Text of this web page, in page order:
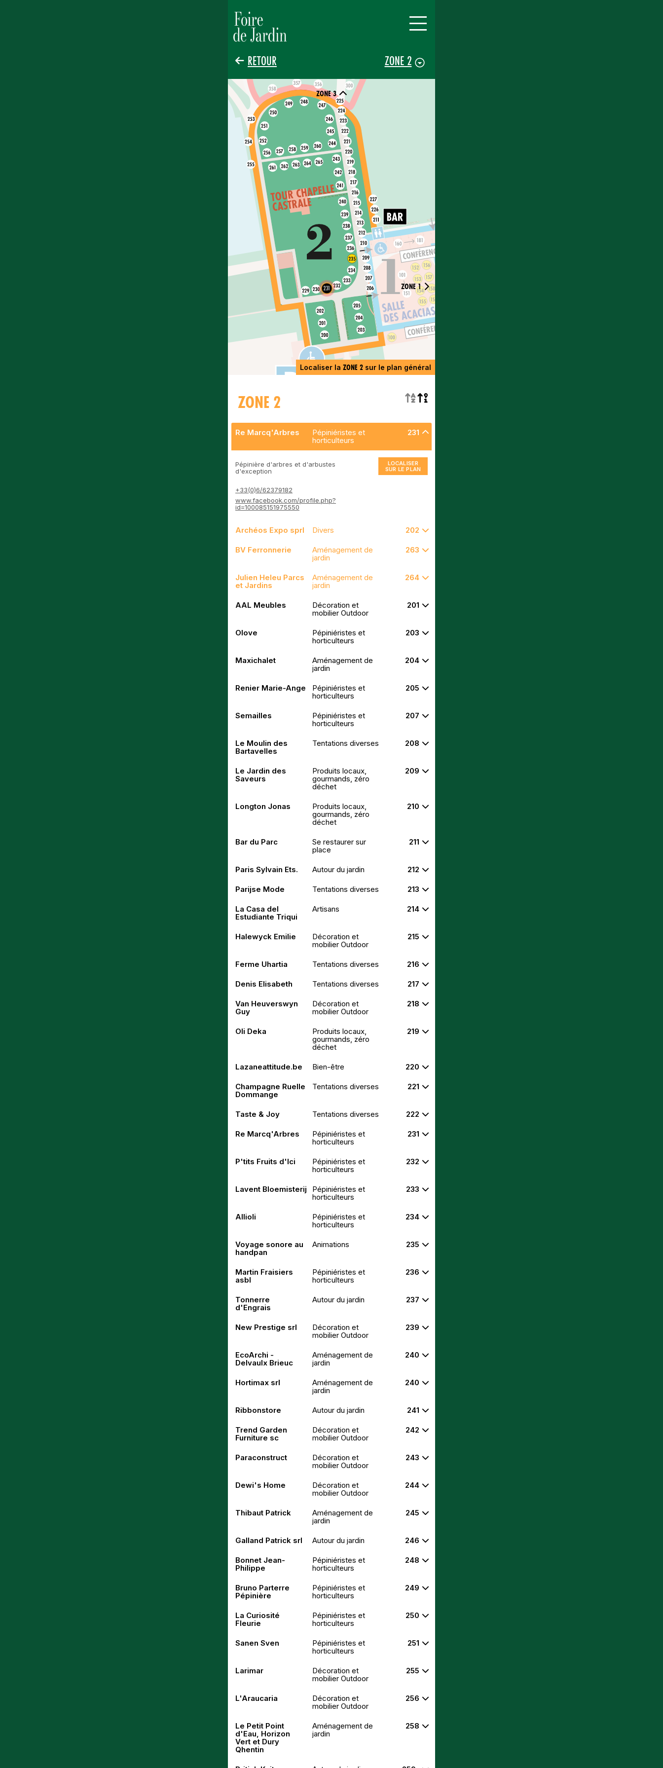
RETOUR ZONE 2
Localiser la ZONE 2sur le plan général
ZONE 3
ZONE 1
231
ZONE 2
Re Marcq'Arbres
Pépiniéristes et
horticulteurs
231
Pépinière d'arbres et d'arbustes
d'exception
+33(0)6/62379182
www.facebook.com/profile.php?
id=100085151975550
LOCALISER
SUR LE PLAN
Archéos Expo sprl Divers 202
BV Ferronnerie
Aménagement de
jardin
263
Julien Heleu Parcs
et Jardins
Aménagement de
jardin
264
AAL Meubles
Décoration et
mobilier Outdoor
201
Olove
Pépiniéristes et
horticulteurs
203
Maxichalet
Aménagement de
jardin
204
Renier Marie-Ange
Pépiniéristes et
horticulteurs
205
Semailles
Pépiniéristes et
horticulteurs
207
Le Moulin des
Bartavelles
Tentations diverses 208
Le Jardin des
Saveurs
Produits locaux,
gourmands, zéro
déchet
209
Longton Jonas
Produits locaux,
gourmands, zéro
déchet
210
Bar du Parc
Se restaurer sur
place
211
Paris Sylvain Ets. Autour du jardin 212
Parijse Mode Tentations diverses 213
La Casa del
Estudiante Triqui
Artisans 214
Halewyck Emilie
Décoration et
mobilier Outdoor
215
Ferme Uhartia Tentations diverses 216
Denis Elisabeth Tentations diverses 217
Van Heuverswyn
Guy
Décoration et
mobilier Outdoor
218
Oli Deka
Produits locaux,
gourmands, zéro
déchet
219
Lazaneattitude.be Bien-être 220
Champagne Ruelle
Dommange
Tentations diverses 221
Taste & Joy Tentations diverses 222
Re Marcq'Arbres
Pépiniéristes et
horticulteurs
231
P'tits Fruits d'Ici
Pépiniéristes et
horticulteurs
232
Lavent Bloemisterij
Pépiniéristes et
horticulteurs
233
Allioli
Pépiniéristes et
horticulteurs
234
Voyage sonore au
handpan
Animations 235
Martin Fraisiers
asbl
Pépiniéristes et
horticulteurs
236
Tonnerre
d'Engrais
Autour du jardin 237
New Prestige srl
Décoration et
mobilier Outdoor
239
EcoArchi -
Delvaulx Brieuc
Aménagement de
jardin
240
Hortimax srl
Aménagement de
jardin
240
Ribbonstore Autour du jardin 241
Trend Garden
Furniture sc
Décoration et
mobilier Outdoor
242
Paraconstruct
Décoration et
mobilier Outdoor
243
Dewi's Home
Décoration et
mobilier Outdoor
244
Thibaut Patrick
Aménagement de
jardin
245
Galland Patrick srl Autour du jardin 246
Bonnet Jean-
Philippe
Pépiniéristes et
horticulteurs
248
Bruno Parterre
Pépinière
Pépiniéristes et
horticulteurs
249
La Curiosité
Fleurie
Pépiniéristes et
horticulteurs
250
Sanen Sven
Pépiniéristes et
horticulteurs
251
Larimar
Décoration et
mobilier Outdoor
255
L'Araucaria
Décoration et
mobilier Outdoor
256
Le Petit Point
d'Eau, Horizon
Vert et Dury
Qhentin
Aménagement de
jardin
258